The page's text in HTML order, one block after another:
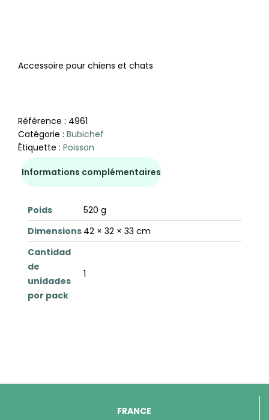
Accessoire pour chiens et chats
Référence : 4961
Catégorie : Bubichef
Étiquette : Poisson
Informations complémentaires
Poids
520 g
Dimensions 42 × 32 × 33 cm
Cantidad
de
unidades
por pack
1
FRANCE